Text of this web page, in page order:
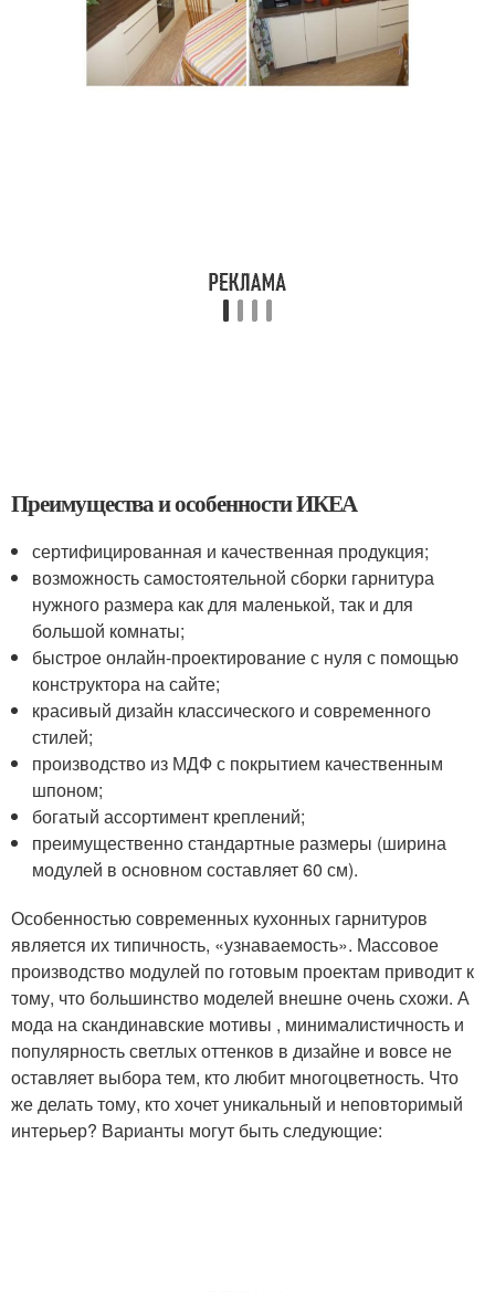
Преимущества и особенности ИКЕА
сертифицированная и качественная продукция;
возможность самостоятельной сборки гарнитура
нужного размера как для маленькой, так и для
большой комнаты;
быстрое онлайн-проектирование с нуля с помощью
конструктора на сайте;
красивый дизайн классического и современного
стилей;
производство из МДФ с покрытием качественным
шпоном;
богатый ассортимент креплений;
преимущественно стандартные размеры (ширина
модулей в основном составляет 60 см).
Особенностью современных кухонных гарнитуров
является их типичность, «узнаваемость». Массовое
производство модулей по готовым проектам приводит к
тому, что большинство моделей внешне очень схожи. А
мода на скандинавские мотивы , минималистичность и
популярность светлых оттенков в дизайне и вовсе не
оставляет выбора тем, кто любит многоцветность. Что
же делать тому, кто хочет уникальный и неповторимый
интерьер? Варианты могут быть следующие: